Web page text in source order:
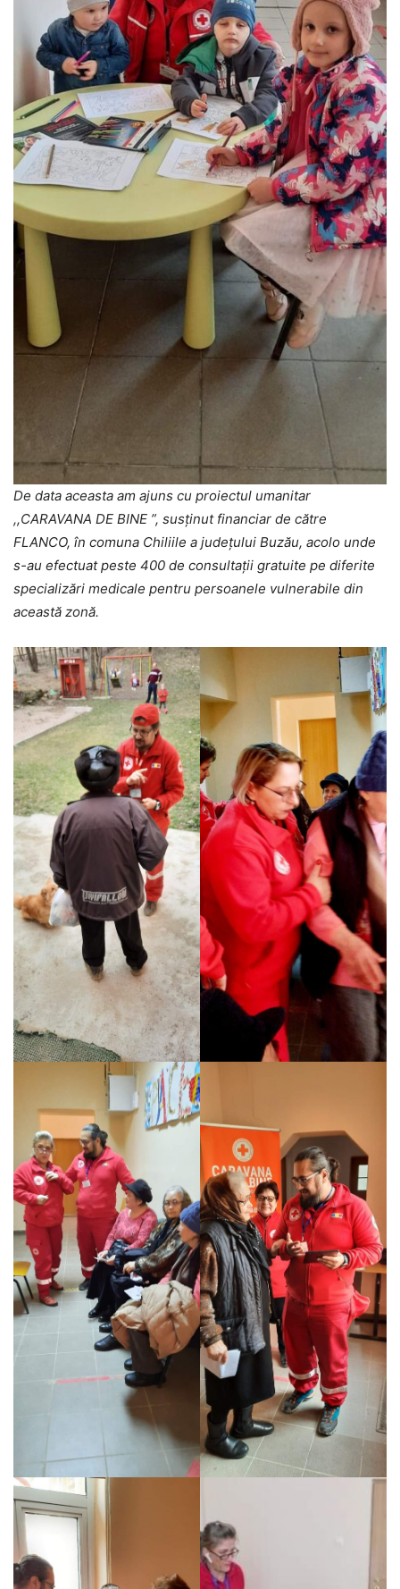
De data aceasta am ajuns cu proiectul umanitar
,,CARAVANA DE BINE ”, susținut financiar de către
FLANCO, în comuna Chiliile a județului Buzău, acolo unde
s-au efectuat peste 400 de consultații gratuite pe diferite
specializări medicale pentru persoanele vulnerabile din
această zonă.